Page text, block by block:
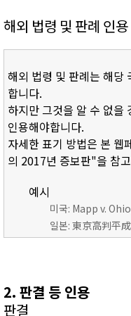
해외 법령 및 판례 인용
해외 법령 및 판례는 해당
합니다.
하지만 그것을 알 수 없을
인용해야합니다.
자세한 표기 방법은 본 웹
의 2017년 증보판"을 참
예시
미국: Mapp v.
일본: 東京高判平
2. 판결 등 인용
판결